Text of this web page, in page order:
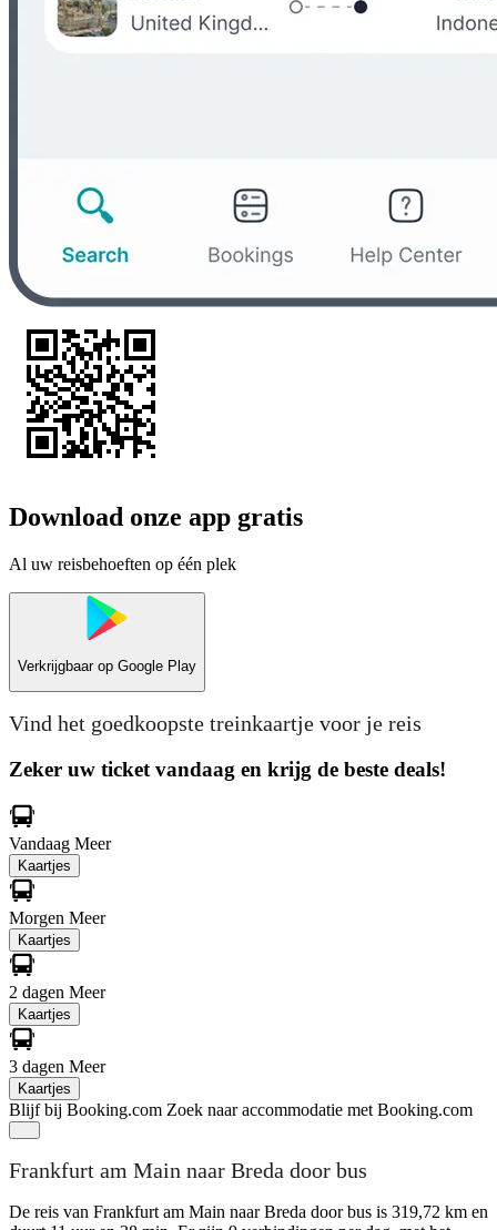
Download onze app gratis
Al uw reisbehoeften op één plek
Verkrijgbaar op Google Play
Vind het goedkoopste treinkaartje voor je reis
Zeker uw ticket vandaag en krijg de beste deals!
Vandaag Meer
Kaartjes
Morgen Meer
Kaartjes
2 dagen Meer
Kaartjes
3 dagen Meer
Kaartjes
Blijf bij Booking.com Zoek naar accommodatie met Booking.com
Frankfurt am Main naar Breda door bus
De reis van Frankfurt am Main naar Breda door bus is 319,72 km en